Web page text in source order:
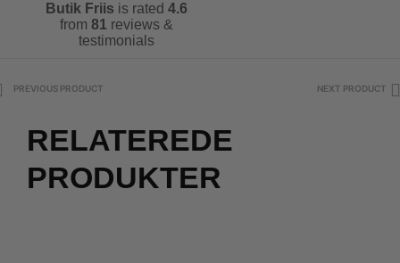
Butik Friis is rated 4.6
from 81 reviews &
testimonials
PREVIOUS PRODUCT NEXT PRODUCT
RELATEREDE
PRODUKTER